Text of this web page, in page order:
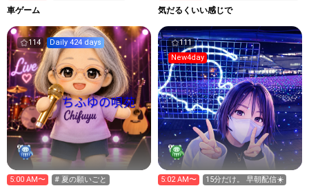
車ゲーム
て。
気だるくいい感じで
114 Daily 424 days
5:00 AM〜 # 夏の願いごと
111
New4day
5:02 AM〜 15分だけ。 早朝配信☀️